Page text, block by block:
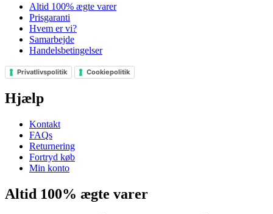
Altid 100% ægte varer
Prisgaranti
Hvem er vi?
Samarbejde
Handelsbetingelser
Privatlivspolitik Cookiepolitik
Hjælp
Kontakt
FAQs
Returnering
Fortryd køb
Min konto
Altid 100% ægte varer